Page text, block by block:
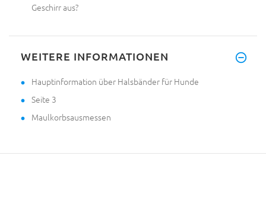
Geschirr aus?
WEITERE INFORMATIONEN
Hauptinformation über Halsbänder für Hunde
Seite 3
Maulkorbsausmessen